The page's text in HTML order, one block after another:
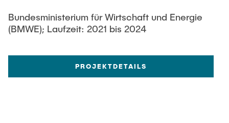
Bundesministerium für Wirtschaft und Energie
(BMWE); Laufzeit: 2021 bis 2024
PROJEKTDETAILS